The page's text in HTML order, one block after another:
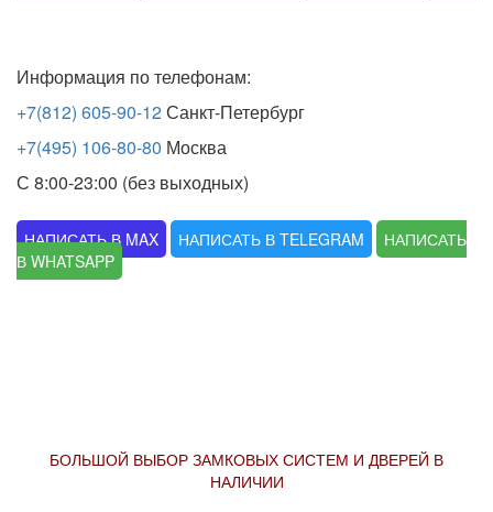
Информация по телефонам:
+7(812) 605-90-12Санкт-Петербург
+7(495) 106-80-80 Москва
С 8:00-23:00 (без выходных)
НАПИСАТЬ В MAX НАПИСАТЬ В TELEGRAM
НАПИСАТЬ
В WHATSAPP
БОЛЬШОЙ ВЫБОР ЗАМКОВЫХ СИСТЕМ И ДВЕРЕЙ В
НАЛИЧИИ